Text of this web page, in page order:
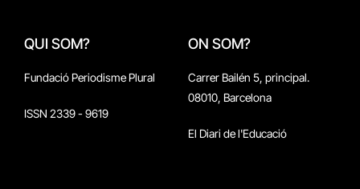
QUI SOM?
Fundació Periodisme Plural
ISSN 2339 - 9619
ON SOM?
Carrer Bailén 5, principal.
08010, Barcelona
El Diari de l'Educació